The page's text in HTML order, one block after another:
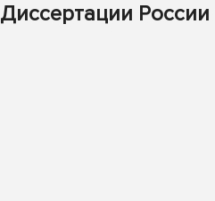
Диссертации России